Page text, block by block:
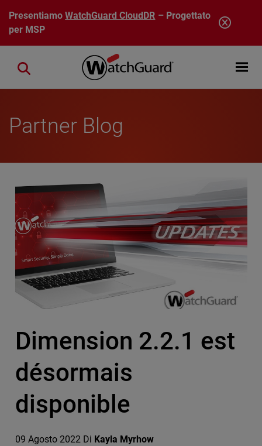
Salta al contenuto principale
PresentiamoWatchGuard CloudDR – Progettato
per MSP
Open
Close search
Partner Blog
Dimension 2.2.1 est
désormais
disponible
09 Agosto 2022 Di Kayla Myrhow